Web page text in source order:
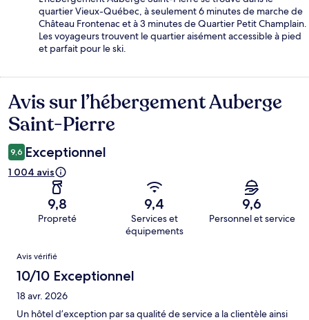
quartier Vieux-Québec, à seulement 6 minutes de marche de
Château Frontenac et à 3 minutes de Quartier Petit Champlain.
Les voyageurs trouvent le quartier aisément accessible à pied
et parfait pour le ski.
Avis
Avis sur l’hébergement Auberge
Saint-Pierre
9,6 Exceptionnel
1 004 avis
9,8
Propreté
9,4
Services et
équipements
9,6
Personnel et service
Avis
Avis vérifié
10/10 Exceptionnel
18 avr. 2026
Un hôtel d’exception par sa qualité de service a la clientèle ainsi